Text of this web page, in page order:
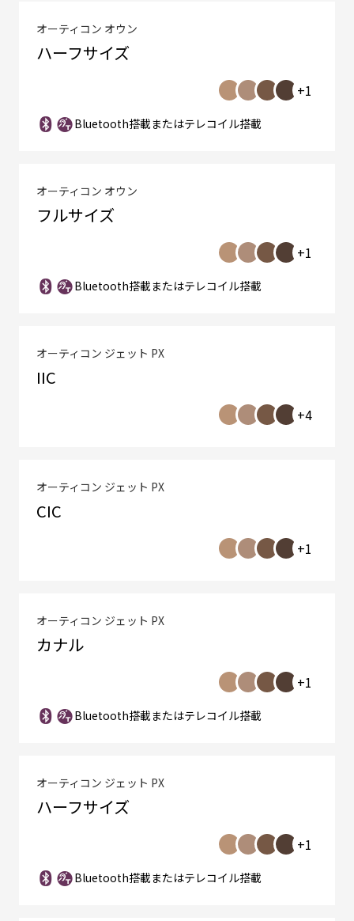
オーティコン オウン
ハーフサイズ
+1
Bluetooth搭載またはテレコイル搭載
オーティコン オウン
フルサイズ
+1
Bluetooth搭載またはテレコイル搭載
オーティコン ジェット PX
IIC
+4
オーティコン ジェット PX
CIC
+1
オーティコン ジェット PX
カナル
+1
Bluetooth搭載またはテレコイル搭載
オーティコン ジェット PX
ハーフサイズ
+1
Bluetooth搭載またはテレコイル搭載